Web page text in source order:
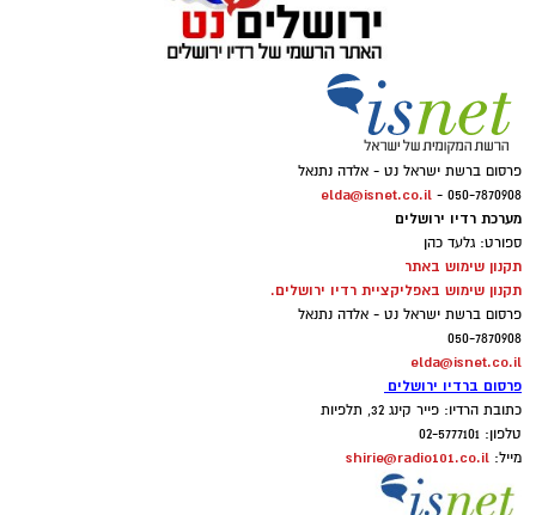
פרסום ברשת ישראל נט - אלדה נתנאל
050-7870908 -
elda@isnet.co.il
מערכת רדיו ירושלים
ספורט: גלעד כהן
תקנון שימוש באתר
תקנון שימוש באפליקציית רדיו ירושלים.
פרסום ברשת ישראל נט - אלדה נתנאל
050-7870908
elda@isnet.co.il
פרסום ברדיו ירושלים
כתובת הרדיו: פייר קינג 32, תלפיות
טלפון: 02-5777101
מייל: shirie@radio101.co.il